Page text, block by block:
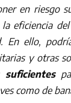
en riesgo
eficiencia
En ello,
y otras
como de